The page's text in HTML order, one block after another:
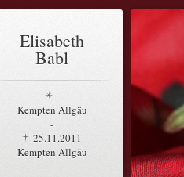
Elisabeth
Babl
Kempten Allgäu
-
25.11.2011
Kempten Allgäu